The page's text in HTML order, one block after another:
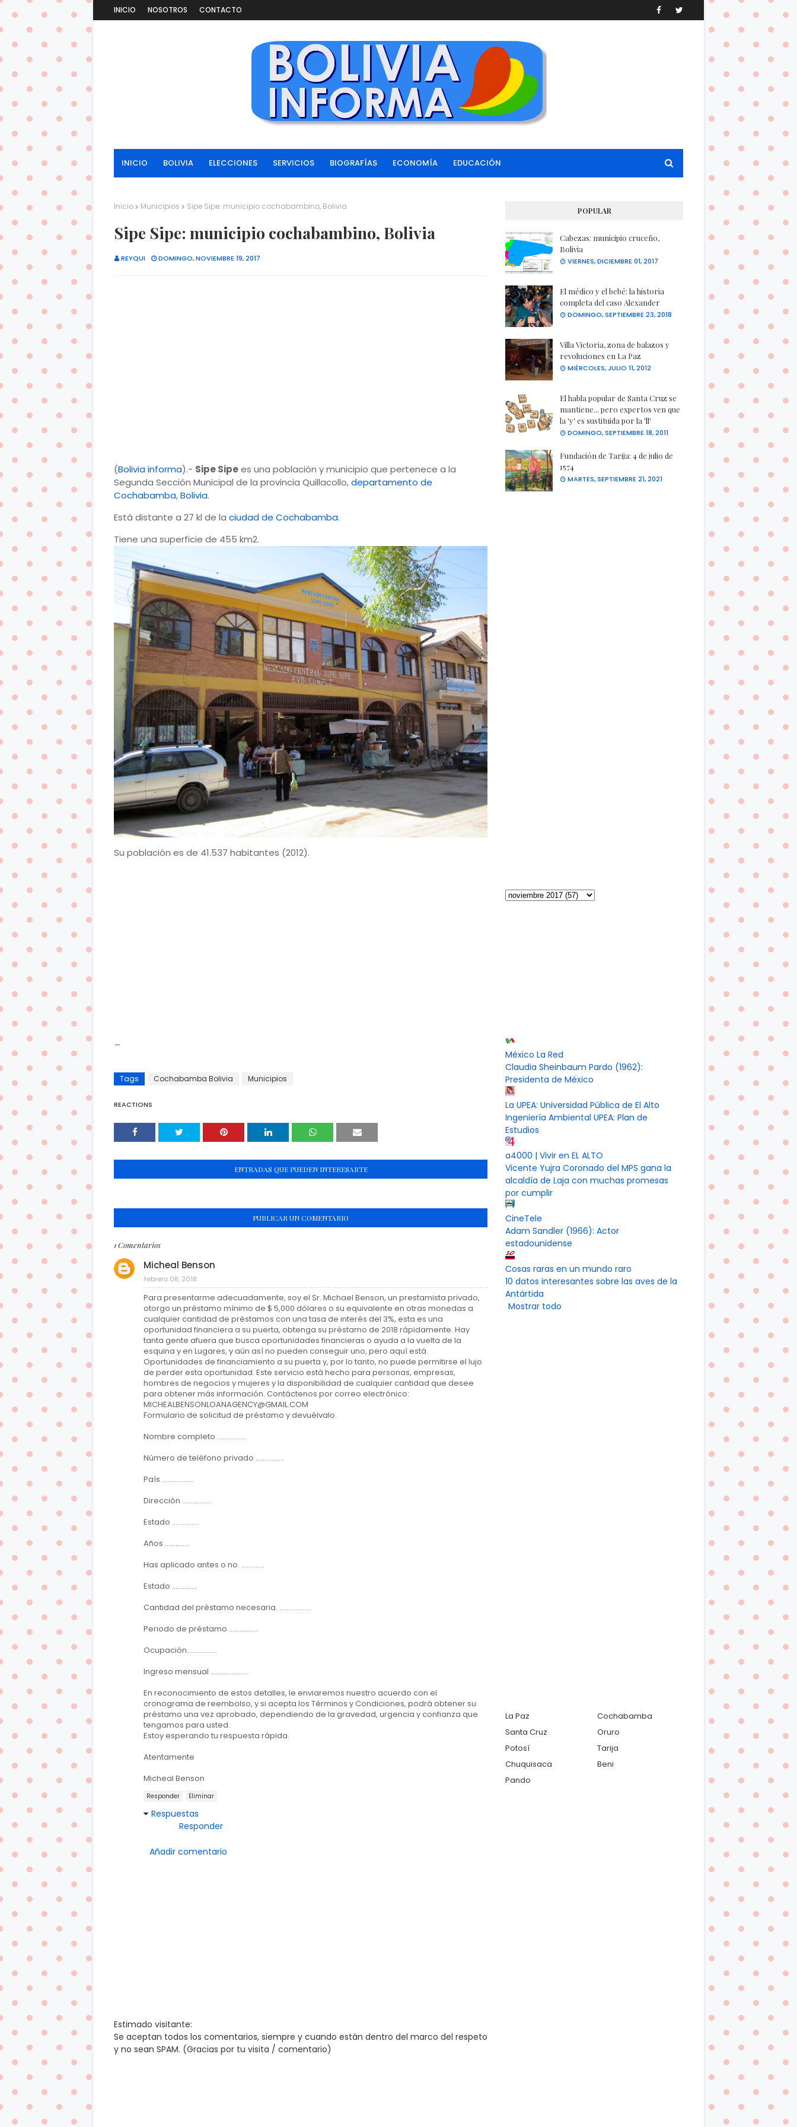
INICIO NOSOTROS CONTACTO
INICIO BOLIVIA ELECCIONES SERVICIOS BIOGRAFÍAS ECONOMÍA EDUCACIÓN
Inicio Municipios Sipe Sipe: municipio cochabambino, Bolivia
Sipe Sipe: municipio cochabambino, Bolivia
REYQUI DOMINGO, NOVIEMBRE 19, 2017
(Bolivia informa).- Sipe Sipees una población y municipio que pertenece a la
Segunda Sección Municipal de la provincia Quillacollo,departamento de
Cochabamba,Bolivia.
Está distante a 27 kl de la ciudad de Cochabamba.
Tiene una superficie de 455 km2.
Su población es de 41.537 habitantes (2012).
Tags Cochabamba Bolivia Municipios
REACTIONS
ENTRADAS QUE PUEDEN INTERESARTE
PUBLICAR UN COMENTARIO
1 Comentarios
Micheal Benson
febrero 08, 2018
Para presentarme adecuadamente, soy el Sr. Michael Benson, un prestamista privado,
otorgo un préstamo mínimo de $ 5,000 dólares o su equivalente en otras monedas a
cualquier cantidad de préstamos con una tasa de interés del 3%, esta es una
oportunidad financiera a su puerta, obtenga su préstamo de 2018 rápidamente. Hay
tanta gente afuera que busca oportunidades financieras o ayuda a la vuelta de la
esquina y en Lugares, y aún así no pueden conseguir uno, pero aquí está.
Oportunidades de financiamiento a su puerta y, por lo tanto, no puede permitirse el lujo
de perder esta oportunidad. Este servicio está hecho para personas, empresas,
hombres de negocios y mujeres y la disponibilidad de cualquier cantidad que desee
para obtener más información. Contáctenos por correo electrónico:
MICHEALBENSONLOANAGENCY@GMAIL.COM
Formulario de solicitud de préstamo y devuélvalo.
Nombre completo .................
Número de teléfono privado ................
País ..................
Dirección ................
Estado ...............
Años ..............
Has aplicado antes o no. .............
Estado ..............
Cantidad del préstamo necesaria. ..................
Periodo de préstamo ................
Ocupación.................
Ingreso mensual .....................
En reconocimiento de estos detalles, le enviaremos nuestro acuerdo con el
cronograma de reembolso, y si acepta los Términos y Condiciones, podrá obtener su
préstamo una vez aprobado, dependiendo de la gravedad, urgencia y confianza que
tengamos para usted.
Estoy esperando tu respuesta rápida.
Atentamente
Micheal Benson
Responder Eliminar
Respuestas
Responder
Añadir comentario
Estimado visitante:
Se aceptan todos los comentarios, siempre y cuando están dentro del marco del respeto
y no sean SPAM. (Gracias por tu visita / comentario)
POPULAR
Cabezas: municipio cruceño,
Bolivia
VIERNES, DICIEMBRE 01, 2017
El médico y el bebé: la historia
completa del caso Alexander
DOMINGO, SEPTIEMBRE 23, 2018
Villa Victoria, zona de balazos y
revoluciones en La Paz
MIÉRCOLES, JULIO 11, 2012
El habla popular de Santa Cruz se
mantiene... pero expertos ven que
la 'y' es sustituida por la 'll'
DOMINGO, SEPTIEMBRE 18, 2011
Fundación de Tarija: 4 de julio de
1574
MARTES, SEPTIEMBRE 21, 2021
México La Red
Claudia Sheinbaum Pardo (1962):
Presidenta de México
La UPEA: Universidad Pública de El Alto
Ingeniería Ambiental UPEA: Plan de
Estudios
a4000 | Vivir en EL ALTO
Vicente Yujra Coronado del MPS gana la
alcaldía de Laja con muchas promesas
por cumplir
CineTele
Adam Sandler (1966): Actor
estadounidense
Cosas raras en un mundo raro
10 datos interesantes sobre las aves de la
Antártida
Mostrar todo
La Paz
Cochabamba
Santa Cruz
Oruro
Potosí
Tarija
Chuquisaca
Beni
Pando